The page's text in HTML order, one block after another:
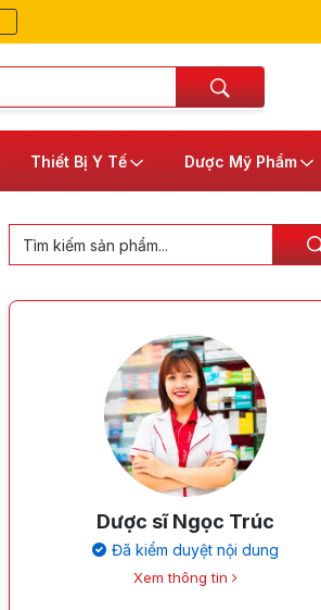
Thiết Bị Y Tế Dược Mỹ Phẩm
Dược sĩ Ngọc Trúc
Đã kiểm duyệt nội dung
Xem thông tin